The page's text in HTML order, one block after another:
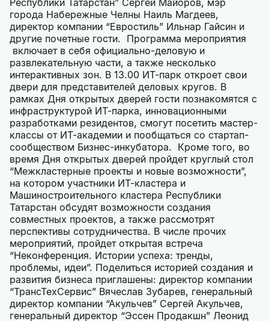
Республики Татарстан” Сергей Майоров, мэр
города Набережные Челны Наиль Магдеев,
директор компании “Евростиль” Ильнар Гайсин и
другие почетные гости. Программа мероприятия
включает в себя официально-деловую и
развлекательную части, а также несколько
интерактивных зон. В 13.00 ИТ-парк откроет свои
двери для представителей деловых кругов. В
рамках Дня открытых дверей гости познакомятся с
инфраструктурой ИТ-парка, инновационными
разработками резидентов, смогут посетить мастер-
классы от ИТ-академии и пообщаться со стартап-
сообществом Бизнес-инкубатора. Кроме того, во
время Дня открытых дверей пройдет круглый стол
“Межкластерные проекты и новые возможности”,
на котором участники ИТ-кластера и
Машиностроительного кластера Республики
Татарстан обсудят возможности создания
совместных проектов, а также рассмотрят
перспективы сотрудничества. В числе прочих
мероприятий, пройдет открытая встреча
“Неконференция. Истории успеха: тренды,
проблемы, идеи”. Поделиться историей создания и
развития бизнеса приглашены: директор компании
“ТрансТехСервис” Вячеслав Зубарев, генеральный
директор компании “Акульчев” Сергей Акульчев,
генеральный директор “Эссен Продакшн” Леонид